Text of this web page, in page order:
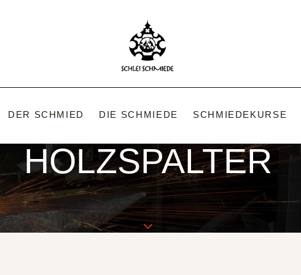
DER SCHMIED DIE SCHMIEDE SCHMIEDEKURSE
HOLZSPALTER